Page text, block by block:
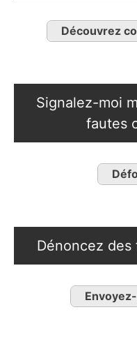
Découvrez
Signalez-moi
fautes
Dénoncez